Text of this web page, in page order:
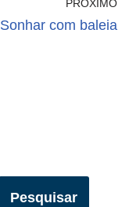
PRÓXIMO
Sonhar com baleia
Pesquisar